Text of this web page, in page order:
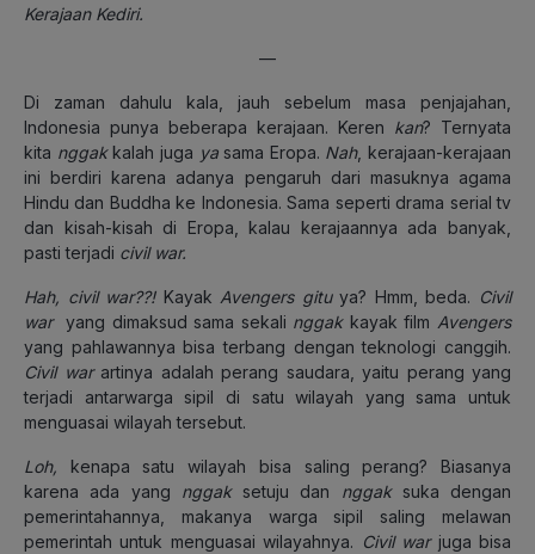
Kerajaan Kediri.
—
Di zaman dahulu kala, jauh sebelum masa penjajahan,
Indonesia punya beberapa kerajaan. Keren kan? Ternyata
kita nggakkalah juga yasama Eropa. Nah, kerajaan-kerajaan
ini berdiri karena adanya pengaruh dari masuknya agama
Hindu dan Buddha ke Indonesia. Sama seperti drama serial tv
dan kisah-kisah di Eropa, kalau kerajaannya ada banyak,
pasti terjadi civil war.
Hah, civil war??! Kayak Avengers gituya? Hmm, beda. Civil
waryang dimaksud sama sekali nggakkayak film Avengers
yang pahlawannya bisa terbang dengan teknologi canggih.
Civil warartinya adalah perang saudara, yaitu perang yang
terjadi antarwarga sipil di satu wilayah yang sama untuk
menguasai wilayah tersebut.
Loh, kenapa satu wilayah bisa saling perang? Biasanya
karena ada yang nggaksetuju dan nggaksuka dengan
pemerintahannya, makanya warga sipil saling melawan
pemerintah untuk menguasai wilayahnya. Civil warjuga bisa